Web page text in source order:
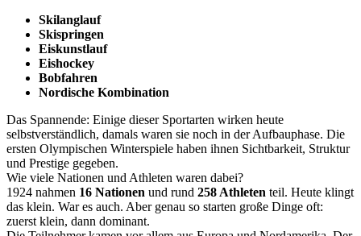
Skilanglauf
Skispringen
Eiskunstlauf
Eishockey
Bobfahren
Nordische Kombination
Das Spannende: Einige dieser Sportarten wirken heute
selbstverständlich, damals waren sie noch in der Aufbauphase. Die
ersten Olympischen Winterspiele haben ihnen Sichtbarkeit, Struktur
und Prestige gegeben.
Wie viele Nationen und Athleten waren dabei?
1924 nahmen 16 Nationen und rund 258 Athleten teil. Heute klingt
das klein. War es auch. Aber genau so starten große Dinge oft:
zuerst klein, dann dominant.